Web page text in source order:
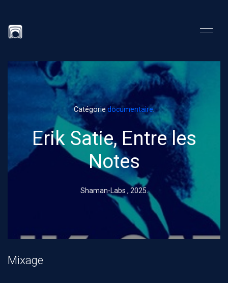
Catégorie documentaire
Erik Satie, Entre les
Notes
Shaman-Labs , 2025.
Mixage